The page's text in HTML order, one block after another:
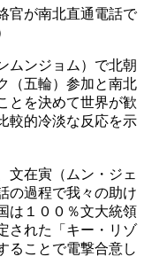
官が南北直通電話で
ムンジョム）で北朝
（五輪）参加と南北
とを決めて世界が歓
較的冷淡な反応を示
文在寅（ムン・ジェ
の過程で我々の助け
は１００％文大統領
された「キー・リゾ
ることで電撃合意し